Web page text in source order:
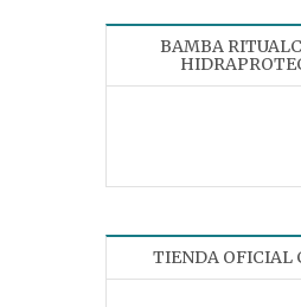
BAMBA
TIENDA OFICIAL